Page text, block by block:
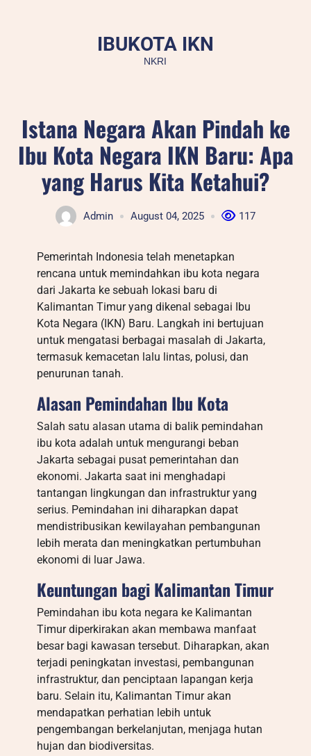
IBUKOTA IKN
NKRI
Istana Negara Akan Pindah ke
Ibu Kota Negara IKN Baru: Apa
yang Harus Kita Ketahui?
Admin August 04, 2025 117
Pemerintah Indonesia telah menetapkan
rencana untuk memindahkan ibu kota negara
dari Jakarta ke sebuah lokasi baru di
Kalimantan Timur yang dikenal sebagai Ibu
Kota Negara (IKN) Baru. Langkah ini bertujuan
untuk mengatasi berbagai masalah di Jakarta,
termasuk kemacetan lalu lintas, polusi, dan
penurunan tanah.
Alasan Pemindahan Ibu Kota
Salah satu alasan utama di balik pemindahan
ibu kota adalah untuk mengurangi beban
Jakarta sebagai pusat pemerintahan dan
ekonomi. Jakarta saat ini menghadapi
tantangan lingkungan dan infrastruktur yang
serius. Pemindahan ini diharapkan dapat
mendistribusikan kewilayahan pembangunan
lebih merata dan meningkatkan pertumbuhan
ekonomi di luar Jawa.
Keuntungan bagi Kalimantan Timur
Pemindahan ibu kota negara ke Kalimantan
Timur diperkirakan akan membawa manfaat
besar bagi kawasan tersebut. Diharapkan, akan
terjadi peningkatan investasi, pembangunan
infrastruktur, dan penciptaan lapangan kerja
baru. Selain itu, Kalimantan Timur akan
mendapatkan perhatian lebih untuk
pengembangan berkelanjutan, menjaga hutan
hujan dan biodiversitas.